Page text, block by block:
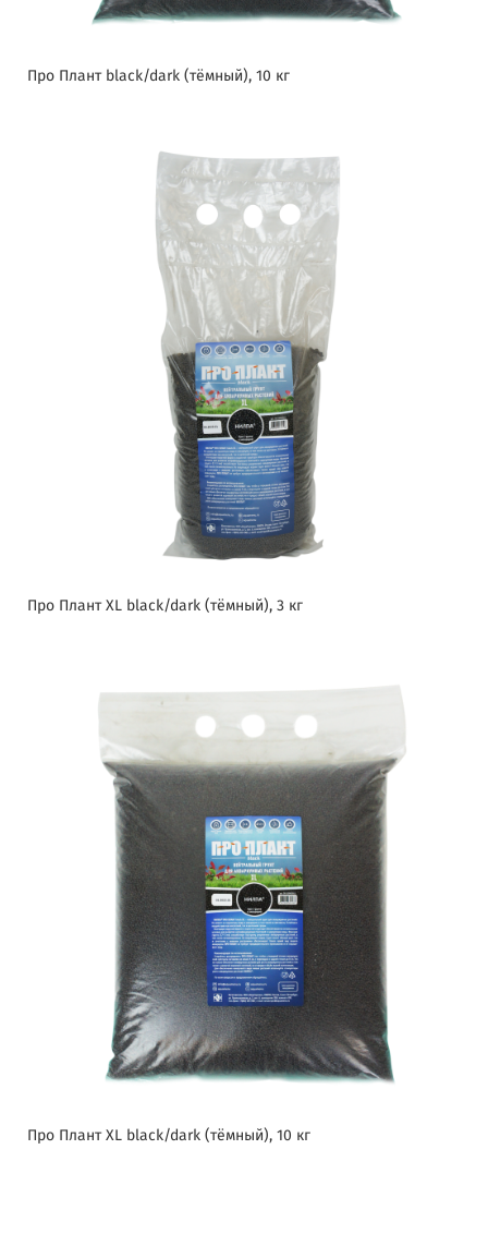
Про Плант black/dark (тёмный), 10 кг
Про Плант XL black/dark (тёмный), 3 кг
Про Плант XL black/dark (тёмный), 10 кг